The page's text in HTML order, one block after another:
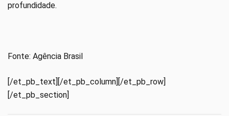
profundidade.
Fonte: Agência Brasil
[/et_pb_text][/et_pb_column][/et_pb_row]
[/et_pb_section]